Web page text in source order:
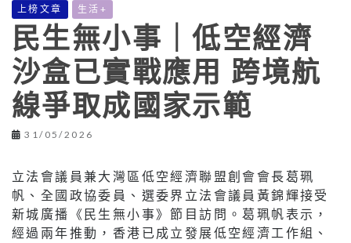
上榜文章 生活+
民生無小事｜低空經濟
沙盒已實戰應用 跨境航
線爭取成國家示範
31/05/2026
立法會議員兼大灣區低空經濟聯盟創會會長葛珮
帆、全國政協委員、選委界立法會議員黃錦輝接受
新城廣播《民生無小事》節目訪問。葛珮帆表示，
經過兩年推動，香港已成立發展低空經濟工作組、